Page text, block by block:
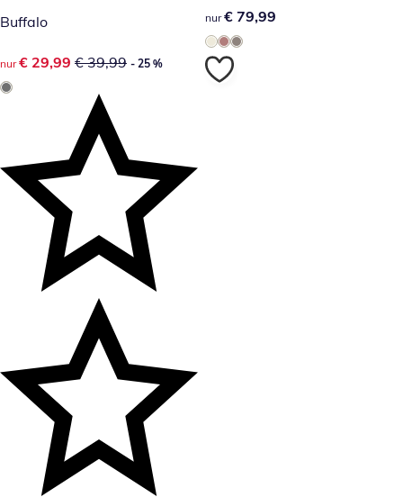
Buffalo
reduzierter Preis € 29,99, vorheriger Preis: € 39,99
nur € 29,99 € 39,99 - 25 %
€ 79,99
nur € 79,99